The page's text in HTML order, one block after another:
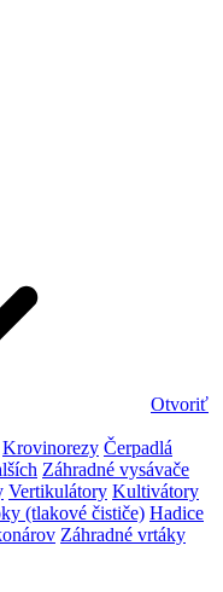
Otvoriť
Krovinorezy Čerpadlá
Záhradné vysávače
Vertikulátory Kultivátory
(tlakové čističe) Hadice
Záhradné vrtáky